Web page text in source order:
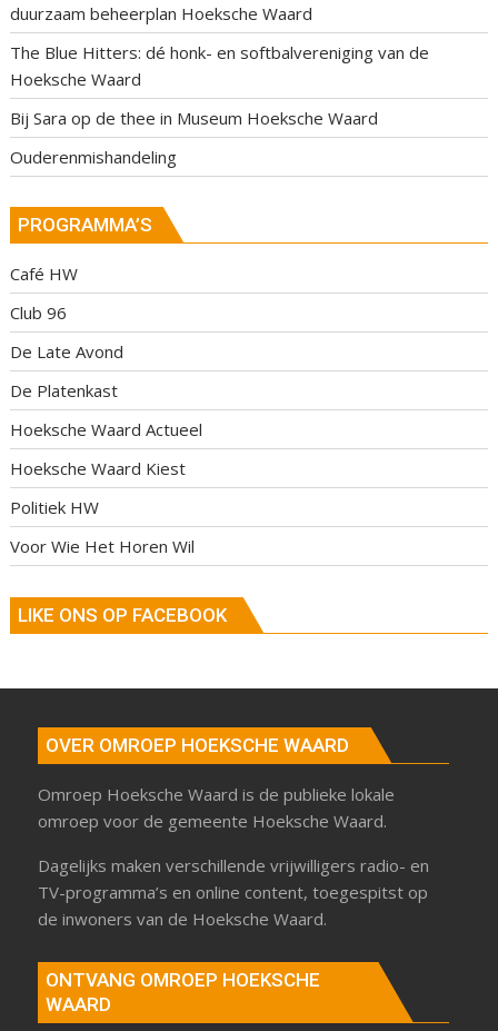
duurzaam beheerplan Hoeksche Waard
The Blue Hitters: dé honk- en softbalvereniging van de
Hoeksche Waard
Bij Sara op de thee in Museum Hoeksche Waard
Ouderenmishandeling
PROGRAMMA’S
Café HW
Club 96
De Late Avond
De Platenkast
Hoeksche Waard Actueel
Hoeksche Waard Kiest
Politiek HW
Voor Wie Het Horen Wil
LIKE ONS OP FACEBOOK
OVER OMROEP HOEKSCHE WAARD
Omroep Hoeksche Waard is de publieke lokale
omroep voor de gemeente Hoeksche Waard.
Dagelijks maken verschillende vrijwilligers radio- en
TV-programma’s en online content, toegespitst op
de inwoners van de Hoeksche Waard.
ONTVANG OMROEP HOEKSCHE
WAARD